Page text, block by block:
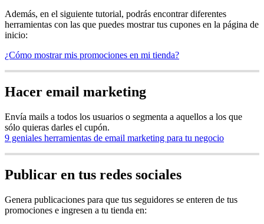
Además, en el siguiente tutorial, podrás encontrar diferentes
herramientas con las que puedes mostrar tus cupones en la página de
inicio:
¿Cómo mostrar mis promociones en mi tienda?
Hacer email marketing
Envía mails a todos los usuarios o segmenta a aquellos a los que
sólo quieras darles el cupón.
9 geniales herramientas de email marketing para tu negocio
Publicar en tus redes sociales
Genera publicaciones para que tus seguidores se enteren de tus
promociones e ingresen a tu tienda en: